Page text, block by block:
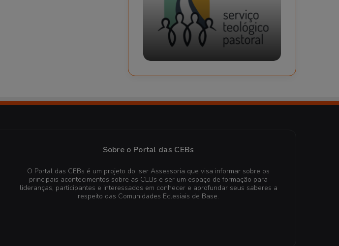
Sobre o Portal das CEBs
O Portal das CEBs é um projeto do Iser Assessoria que visa informar sobre os
principais acontecimentos sobre as CEBs e ser um espaço de formação para
lideranças, participantes e interessados em conhecer e aprofundar seus saberes a
respeito das Comunidades Eclesiais de Base.